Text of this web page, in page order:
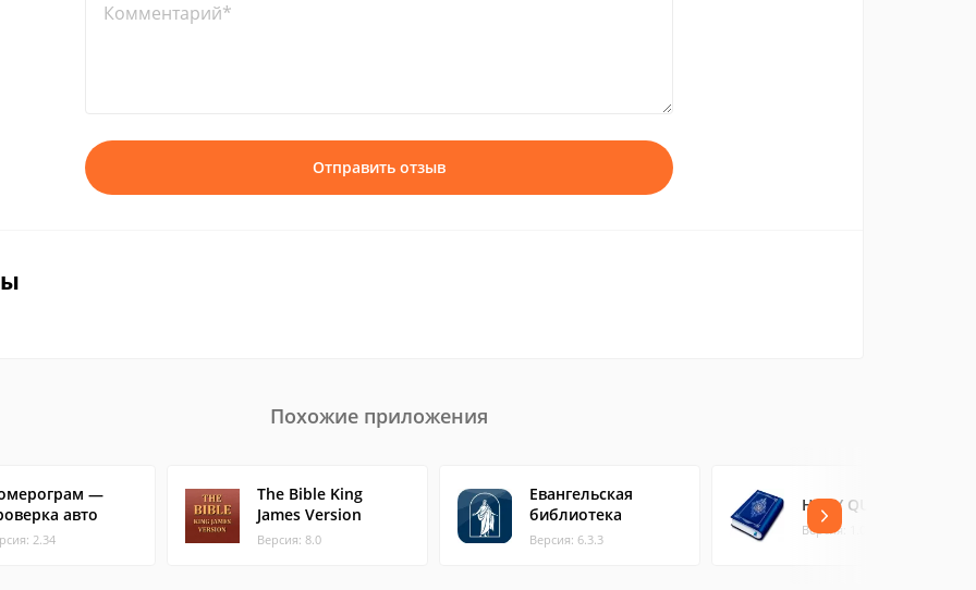
Комментарий*
Отправить отзыв
Похожие приложения
—
авто
2.34
The Bible King
James Version
Версия: 8.0
Евангельская
библиотека
Версия: 6.3.3
HOLY QURAN
Версия: 1.0.4